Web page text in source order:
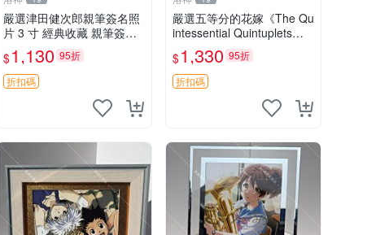
嚴選津田健次郎親筆簽名照
片 3 寸 經典收藏 親筆簽名
照片
$1,130 95折
折扣碼
嚴選五等分的花嫁《The Qu
intessential Quintuplets》
春場蔥親筆簽名照，附原裝
卡磚，精緻3寸照片，完美
收藏。 五等分花嫁 簽名
$1,330 95折
折扣碼